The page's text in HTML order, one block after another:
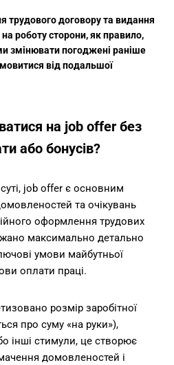
трудового договору та видання
роботу сторони, як правило,
змінювати погоджені раніше
від подальшої
на job offer без
або бонусів?
job offer є основним
та очікувань
оформлення трудових
максимально детально
умови майбутньої
оплати праці.
розмір заробітної
про суму «на руки»),
інші стимули, це створює
домовленостей і